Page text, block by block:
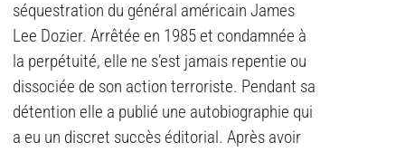
séquestration du général américain James
Lee Dozier. Arrêtée en 1985 et condamnée à
la perpétuité, elle ne s’est jamais repentie ou
dissociée de son action terroriste. Pendant sa
détention elle a publié une autobiographie qui
a eu un discret succès éditorial. Après avoir